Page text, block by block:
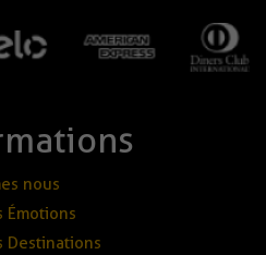
nous
Émotions
Destinations